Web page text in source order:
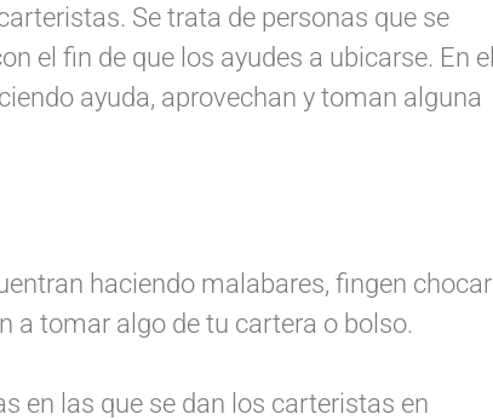
Se trata de personas que se
el fin de que los ayudes a ubicarse. En el
ayuda, aprovechan y toman alguna
haciendo malabares, fingen chocar
a tomar algo de tu cartera o bolso.
en las que se dan los carteristas en